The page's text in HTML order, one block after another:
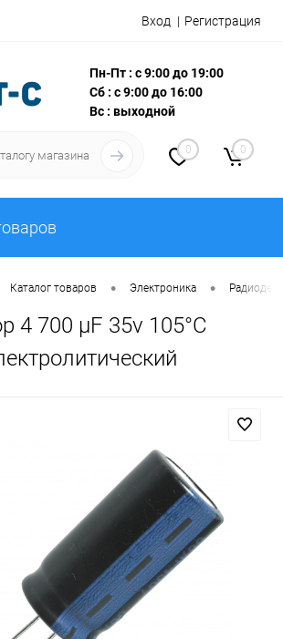
Вход Регистрация
Пн-Пт : с 9:00 до 19:00
Сб : с 9:00 до 16:00
Вс : выходной
0 0
Каталог товаров • Электроника •
4 700 µF 35v 105°C